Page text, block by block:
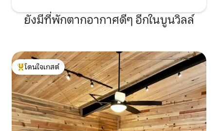
ยังมีที่พักตากอากาศดีๆ อีกในบูนวิลล์
โดนใจเกสต์ที่สุด
โดนใจเกสต์